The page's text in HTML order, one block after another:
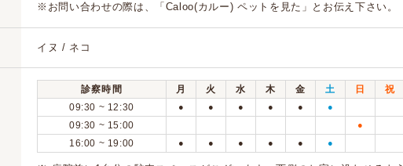
※お問い合わせの際は、「Caloo(カルー) ペットを見た」とお伝え下さい。
イヌ / ネコ
診察時間 月 火 水 木 金 土 日
祝
09:30 ~ 12:30
● ● ● ● ● ●
09:30 ~ 15:00 ●
16:00 ~ 19:00 ● ● ● ● ● ●